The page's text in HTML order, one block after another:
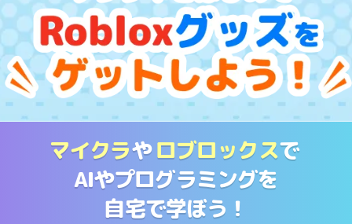
マイクラやロブロックスで
AIやプログラミングを
自宅で学ぼう！